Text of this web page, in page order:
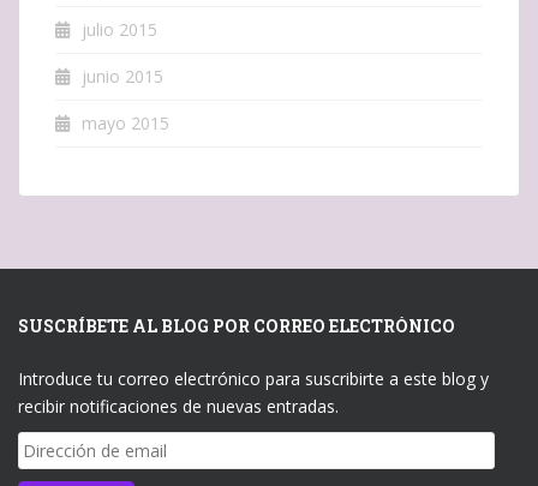
julio 2015
junio 2015
mayo 2015
SUSCRÍBETE AL BLOG POR CORREO ELECTRÓNICO
Introduce tu correo electrónico para suscribirte a este blog y
recibir notificaciones de nuevas entradas.
Dirección
de